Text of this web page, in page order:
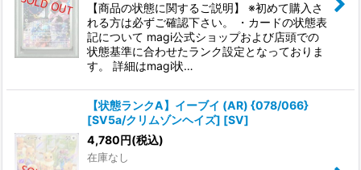
【商品の状態に関するご説明】 ※初めて購入さ
れる方は必ずご確認下さい。 ・カードの状態表
記について magi公式ショップおよび店頭での
状態基準に合わせたランク設定となっておりま
す。 詳細はmagi状…
【状態ランクA】イーブイ (AR) {078/066}
[SV5a/クリムゾンヘイズ] [SV]
4,780円(税込)
在庫なし